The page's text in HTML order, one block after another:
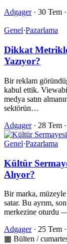
Adgager · 30 Tem ·
Genel·Pazarlama
Dikkat
Yazıyor?
Bir reklam
kabul ettik.
medya satın
sektörün…
Adgager · 28 Tem ·
Genel·Pazarlama
Kültür
Alıyor?
Bir marka,
satar. Bu ayrım,
merkezine oturdu
Adgager · 25 Tem ·
▦ Bülten /